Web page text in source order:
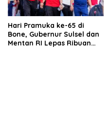
Hari Pramuka ke-65 di
Bone, Gubernur Sulsel dan
Mentan RI Lepas Ribuan